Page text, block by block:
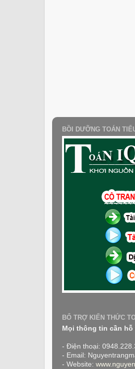
BỒI DƯỠNG TOÁN
BỔ TRỢ KIẾN THỨC
Mọi thông tin cần
- Điện thoại:
- Email:
- Website: